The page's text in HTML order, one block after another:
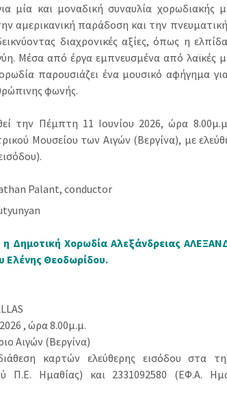
μία και μοναδική συναυλία χορωδιακής
αμερικανική παράδοση και την
διαχρονικές αξίες, όπως η
Μέσα από έργα εμπνευσμένα από λαϊκές
παρουσιάζει ένα μουσικό αφήγημα
φωνής.
την Πέμπτη 11 Ιουνίου 2026, ώρα
Μουσείου των Αιγών (Βεργίνα), με
Palant, conductor
η Δημοτική Χορωδία Αλεξάνδρειας
Ελένης Θεοδωρίδου.
, ώρα 8.00μ.μ.
Αιγών (Βεργίνα)
καρτών ελεύθερης εισόδου στα
Π.Ε. Ημαθίας) και 2331092580 (ΕΦ.Α.